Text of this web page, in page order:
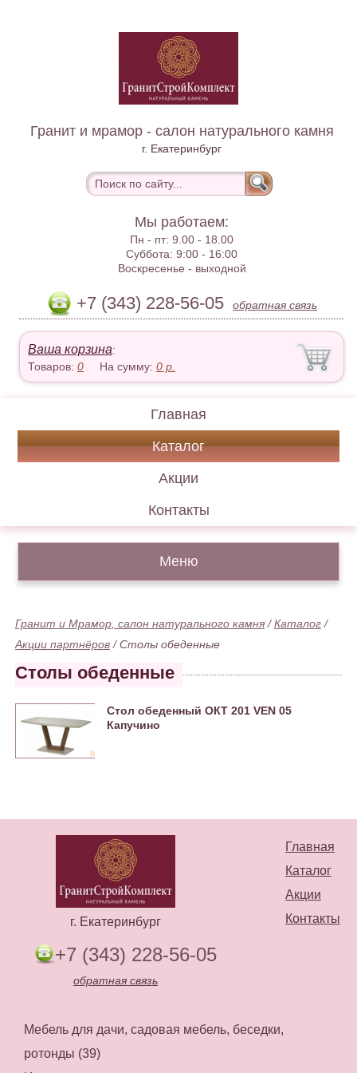
Гранит и мрамор - салон натурального камня
г. Екатеринбург
Мы работаем:
Пн - пт:9.00 - 18.00
Суббота:9:00 - 16:00
Воскресенье - выходной
+7 (343) 228-56-05 обратная связь
Ваша корзина:
Товаров:0 На сумму:0 р.
Главная
Каталог
Акции
Контакты
Меню
Гранит и Мрамор, салон натурального камня /Каталог /
Акции партнёров /Столы обеденные
Столы обеденные
Стол обеденный ОКТ 201 VEN 05
Капучино
Главная
Каталог
Акции
Контакты
г. Екатеринбург
+7 (343) 228-56-05
обратная связь
Мебель для дачи, садовая мебель, беседки,
ротонды (39)